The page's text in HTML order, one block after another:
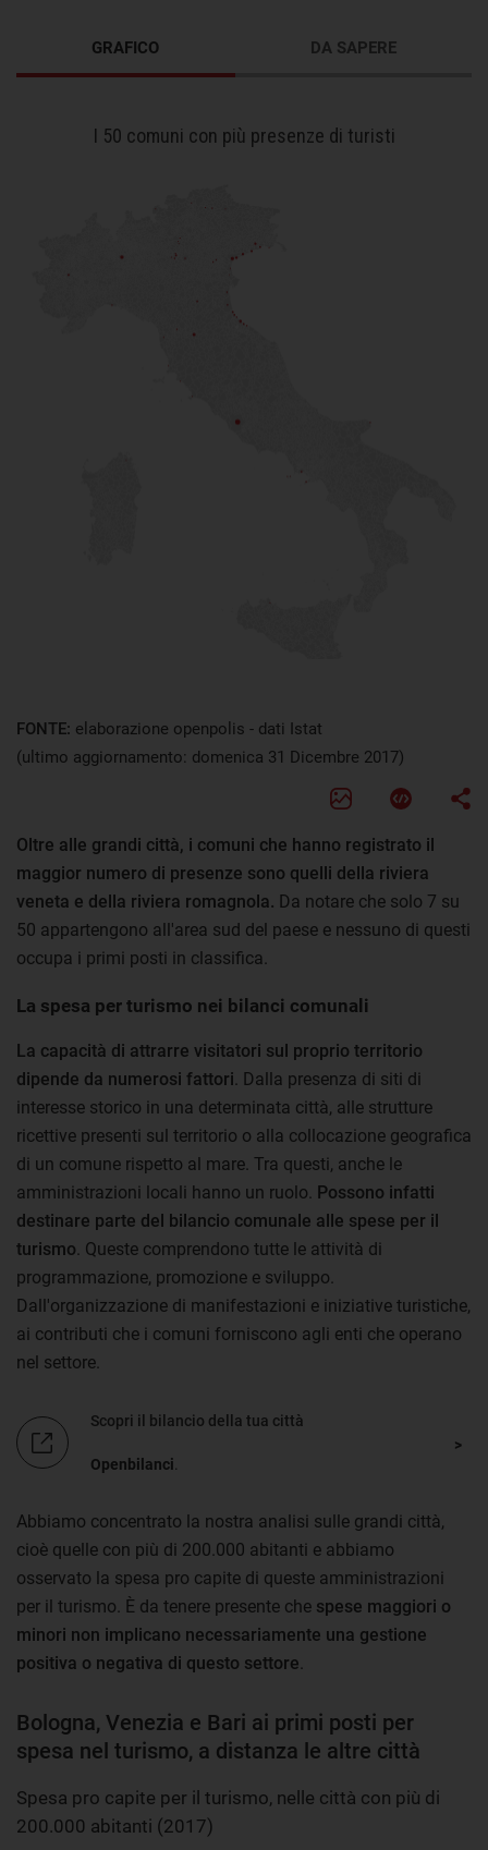
GRAFICO DA SAPERE
FONTE: elaborazione openpolis - dati Istat
(ultimo aggiornamento: domenica 31 Dicembre 2017)
Oltre alle grandi città, i comuni che hanno registrato il
maggior numero di presenze sono quelli della riviera
veneta e della riviera romagnola. Da notare che solo 7 su
50 appartengono all'area sud del paese e nessuno di questi
occupa i primi posti in classifica.
La spesa per turismo nei bilanci comunali
La capacità di attrarre visitatori sul proprio territorio
dipende da numerosi fattori. Dalla presenza di siti di
interesse storico in una determinata città, alle strutture
ricettive presenti sul territorio o alla collocazione geografica
di un comune rispetto al mare. Tra questi, anche le
amministrazioni locali hanno un ruolo. Possono infatti
destinare parte del bilancio comunale alle spese per il
turismo. Queste comprendono tutte le attività di
programmazione, promozione e sviluppo.
Dall'organizzazione di manifestazioni e iniziative turistiche,
ai contributi che i comuni forniscono agli enti che operano
nel settore.
Scopri il bilancio della tua città
Openbilanci
Abbiamo concentrato la nostra analisi sulle grandi città,
cioè quelle con più di 200.000 abitanti e abbiamo
osservato la spesa pro capite di queste amministrazioni
per il turismo. È da tenere presente che spese maggiori o
minori non implicano necessariamente una gestione
positiva o negativa di questo settore.
Bologna, Venezia e Bari ai primi posti per
spesa nel turismo, a distanza le altre città
Spesa pro capite per il turismo, nelle città con più di
200.000 abitanti (2017)